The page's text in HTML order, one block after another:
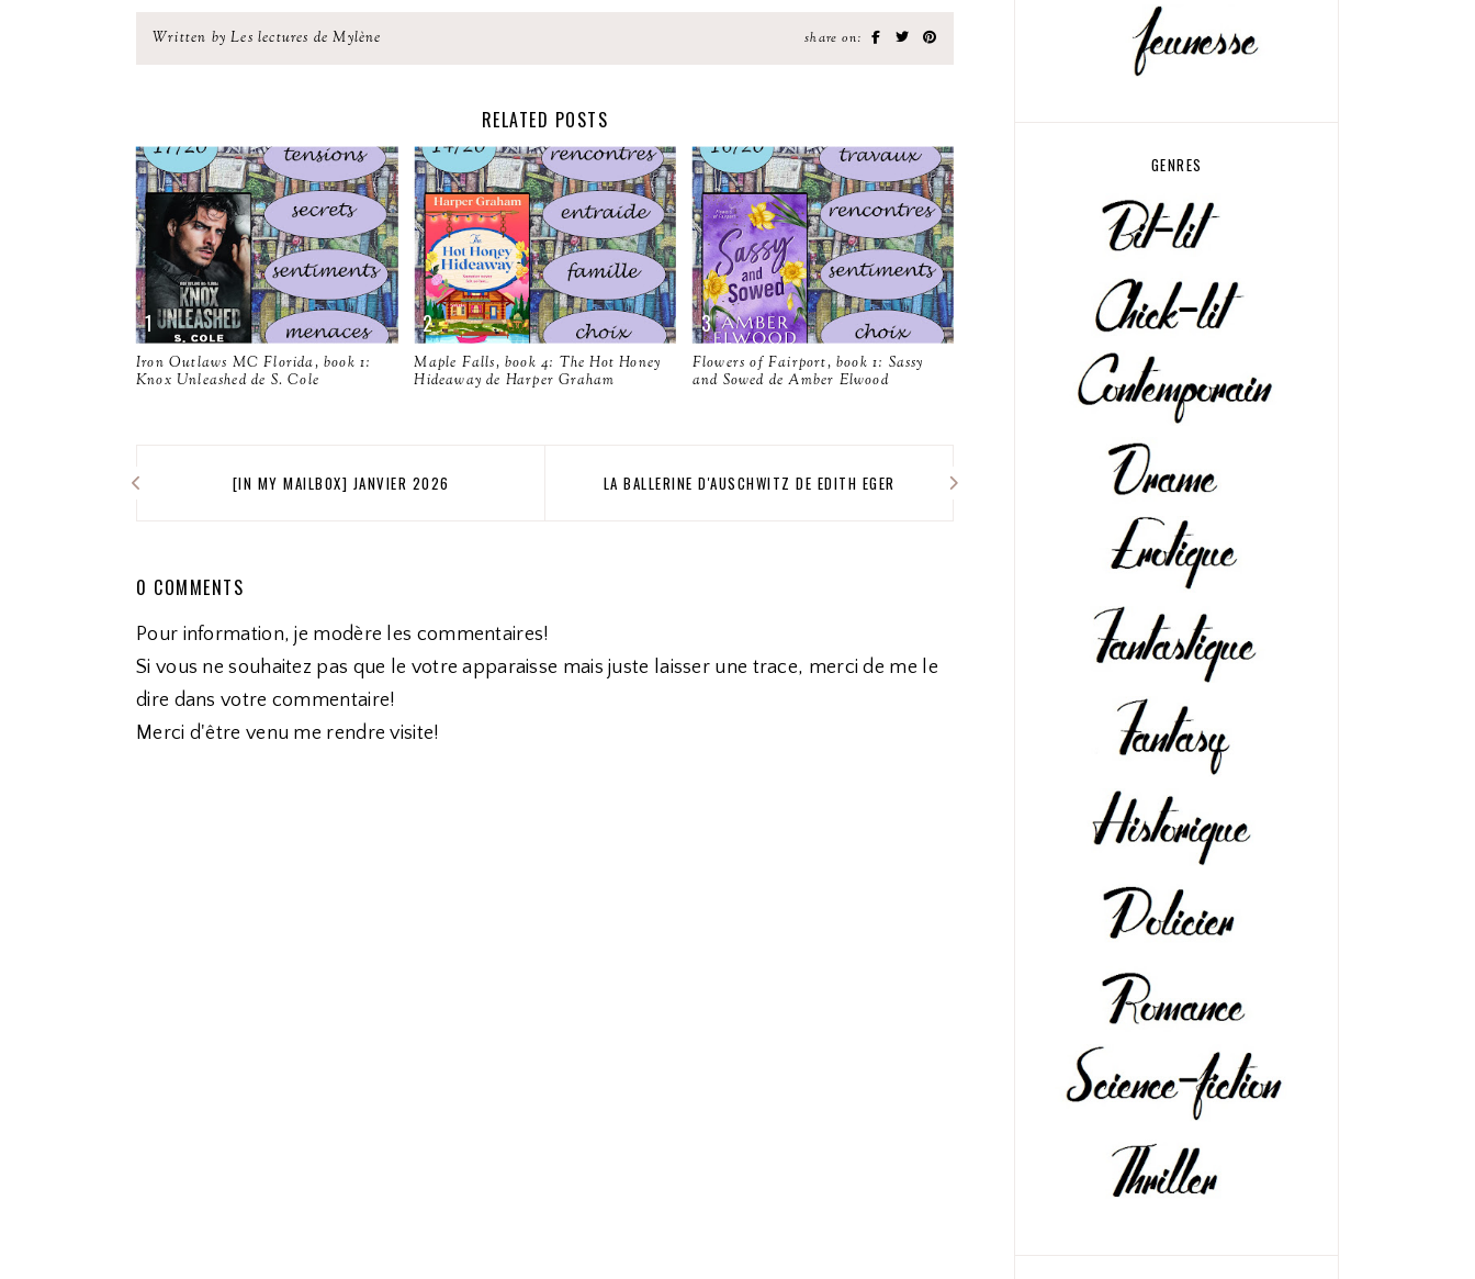
Written by Les lectures de Mylène share on:
RELATED POSTS
Iron Outlaws MC Florida, book 1:
Knox Unleashed de S. Cole
Maple Falls, book 4: The Hot Honey
Hideaway de Harper Graham
Flowers of Fairport, book 1: Sassy
and Sowed de Amber Elwood
[IN MY MAILBOX] JANVIER 2026 LA BALLERINE D'AUSCHWITZ DE EDITH EGER
0 COMMENTS
Pour information, je modère les commentaires!
Si vous ne souhaitez pas que le votre apparaisse mais juste laisser une trace, merci de me le
dire dans votre commentaire!
Merci d'être venu me rendre visite!
GENRES